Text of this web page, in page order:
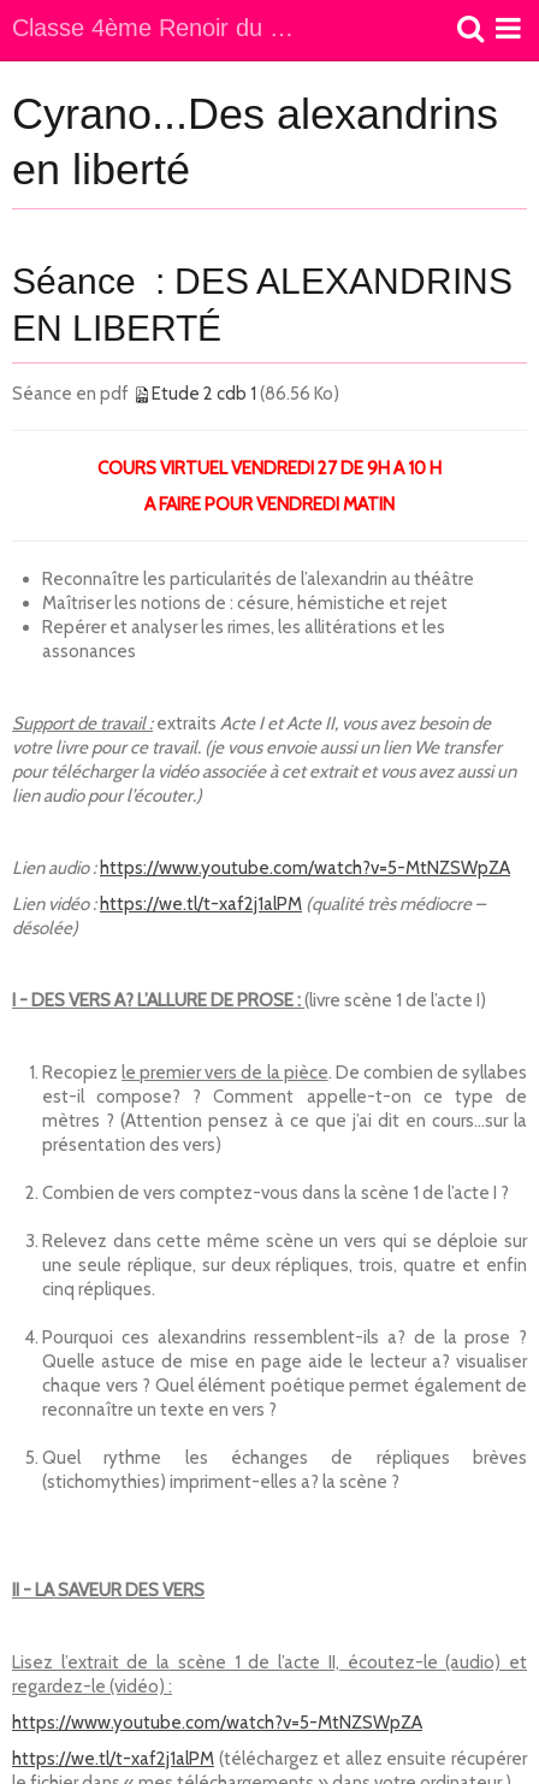
Classe 4ème Renoir du Collège Jeanne d Arc
Accueil
Cyrano...Des alexandrins
en liberté
Séance : DES ALEXANDRINS
EN LIBERTÉ
Séance en pdf Etude 2 cdb 1 (86.56 Ko)
COURS VIRTUEL VENDREDI 27 DE 9H A 10 H
A FAIRE POUR VENDREDI MATIN
Reconnaître les particularités de l’alexandrin au théâtre
Maîtriser les notions de : césure, hémistiche et rejet
Repérer et analyser les rimes, les allitérations et les
assonances
Support de travail :extraits Acte I et Acte II, vous avez besoin de
votre livre pour ce travail. (je vous envoie aussi un lien We transfer
pour télécharger la vidéo associée à cet extrait et vous avez aussi un
lien audio pour l’écouter.)
Lien audio : https://www.youtube.com/watch?v=5-MtNZSWpZA
Lien vidéo : https://we.tl/t-xaf2j1alPM (qualité très médiocre –
désolée)
I - DES VERS A? L’ALLURE DE PROSE :(livre scène 1 de l’acte I)
Recopiezle premier vers de la pièce. De combien de syllabes
est-il compose? ? Comment appelle-t-on ce type de
mètres ? (Attention pensez à ce que j’ai dit en cours…sur la
présentation des vers)
Combien de vers comptez-vous dans la scène 1 de l’acte I ?
Relevez dans cette même scène un vers qui se déploie sur
une seule réplique, sur deux répliques, trois, quatre et enfin
cinq répliques.
Pourquoi ces alexandrins ressemblent-ils a? de la prose ?
Quelle astuce de mise en page aide le lecteur a? visualiser
chaque vers ? Quel élément poétique permet également de
reconnaître un texte en vers ?
Quel rythme les échanges de répliques brèves
(stichomythies) impriment-elles a? la scène ?
II - LA SAVEUR DES VERS
Lisez l’extrait de la scène 1 de l’acte II, écoutez-le (audio) et
regardez-le (vidéo) :
https://www.youtube.com/watch?v=5-MtNZSWpZA
https://we.tl/t-xaf2j1alPM (téléchargez et allez ensuite récupérer